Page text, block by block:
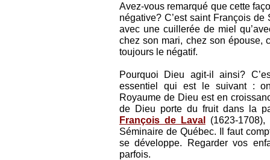
Avez-vous remarqué que cette
négative? C’est saint François
avec une cuillerée de miel
chez son mari, chez son épouse,
toujours le négatif.
Pourquoi Dieu agit-il ainsi?
essentiel qui est le suivant :
Royaume de Dieu est en
de Dieu porte du fruit dans la
François de Laval(1623-1708),
Séminaire de Québec. Il faut
se développe. Regarder vos
parfois.